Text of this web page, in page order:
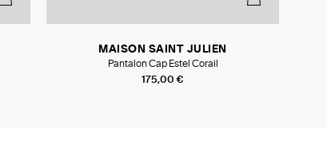
175,00 €
MAISON SAINT JULIEN
Pantalon Cap Estel Corail